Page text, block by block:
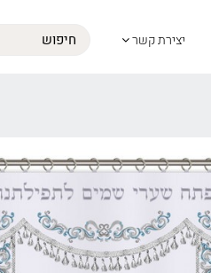
יצירת קשר